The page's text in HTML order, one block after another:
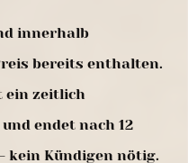
innerhalb
bereits enthalten.
ein zeitlich
endet nach 12
kein Kündigen nötig.